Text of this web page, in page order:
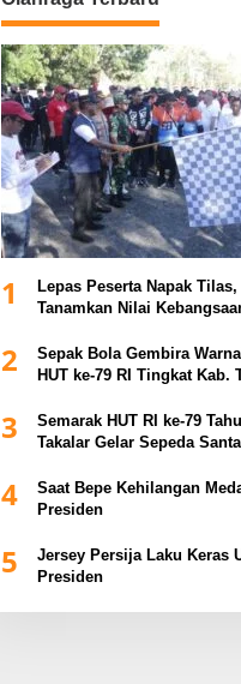
1
Lepas Peserta Napak
Tanamkan Nilai
2
Sepak Bola Gembira
HUT ke-79 RI Tingkat Kab.
3
Semarak HUT RI ke-79
Takalar Gelar Sepeda
4
Saat Bepe Kehilangan
Presiden
5
Jersey Persija Laku Keras
Presiden